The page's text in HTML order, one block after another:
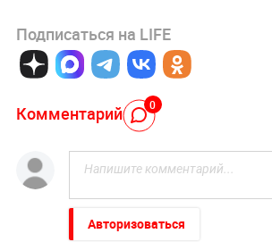
Подписаться на LIFE
Комментарий 0
Авторизоваться